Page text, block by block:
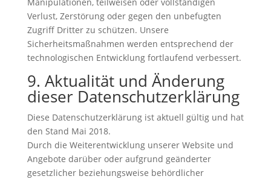
Verlust, Zerstörung oder gegen den unbefugten
Zugriff Dritter zu schützen. Unsere
Sicherheitsmaßnahmen werden entsprechend der
technologischen Entwicklung fortlaufend verbessert.
9. Aktualität und Änderung
dieser Datenschutzerklärung
Diese Datenschutzerklärung ist aktuell gültig und hat
den Stand Mai 2018.
Durch die Weiterentwicklung unserer Website und
Angebote darüber oder aufgrund geänderter
gesetzlicher beziehungsweise behördlicher